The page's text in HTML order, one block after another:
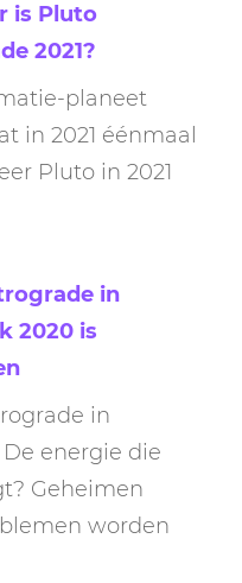
is Pluto
2021?
planeet
in 2021 éénmaal
Pluto in 2021
in
2020 is
in
energie die
Geheimen
worden